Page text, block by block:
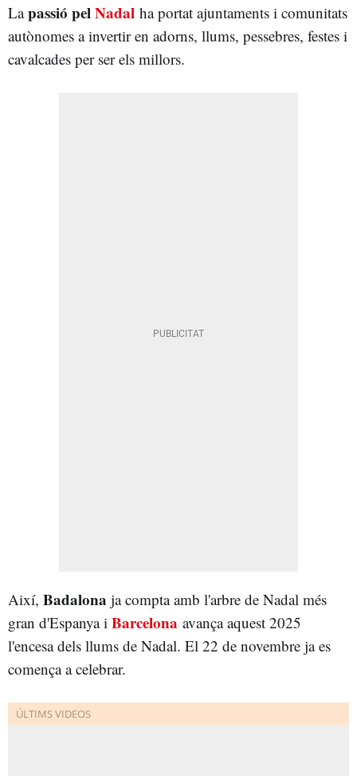
Lapassió pelNadal ha portat ajuntaments i comunitats
autònomes a invertir en adorns, llums, pessebres, festes i
cavalcades per ser els millors.
Així, Badalona ja compta amb l'arbre de Nadal més
gran d'Espanya i Barcelona avança aquest 2025
l'encesa dels llums de Nadal. El 22 de novembre ja es
comença a celebrar.